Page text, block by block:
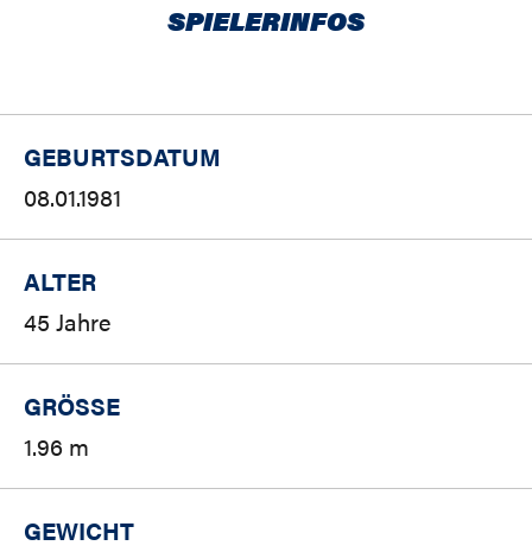
SPIELERINFOS
GEBURTSDATUM
08.01.1981
ALTER
45 Jahre
GRÖSSE
1.96 m
GEWICHT